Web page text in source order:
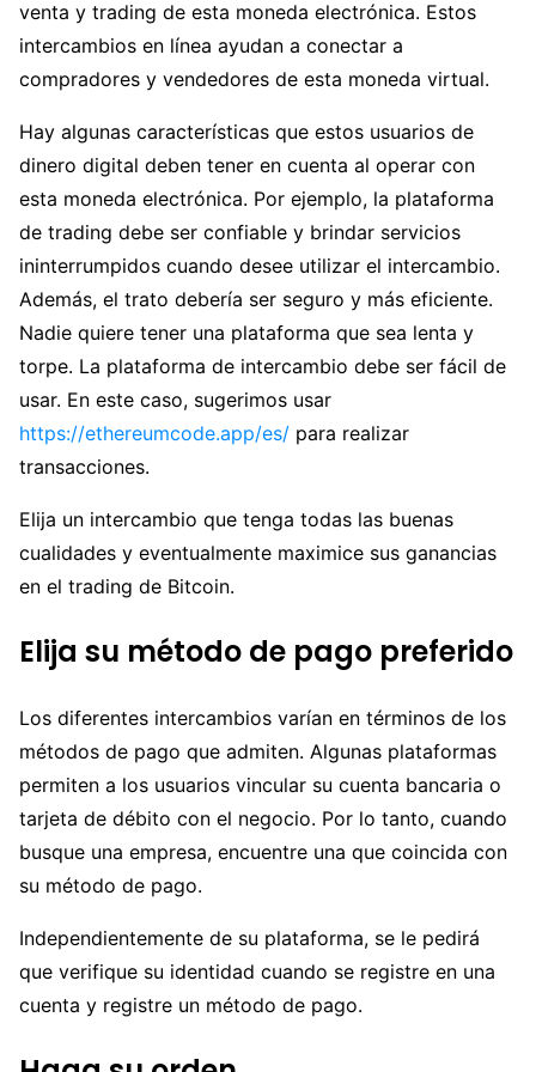
venta y trading de esta moneda electrónica. Estos
intercambios en línea ayudan a conectar a
compradores y vendedores de esta moneda virtual.
Hay algunas características que estos usuarios de
dinero digital deben tener en cuenta al operar con
esta moneda electrónica. Por ejemplo, la plataforma
de trading debe ser confiable y brindar servicios
ininterrumpidos cuando desee utilizar el intercambio.
Además, el trato debería ser seguro y más eficiente.
Nadie quiere tener una plataforma que sea lenta y
torpe. La plataforma de intercambio debe ser fácil de
usar. En este caso, sugerimos usar
https://ethereumcode.app/es/ para realizar
transacciones.
Elija un intercambio que tenga todas las buenas
cualidades y eventualmente maximice sus ganancias
en el trading de Bitcoin.
Elija su método de pago preferido
Los diferentes intercambios varían en términos de los
métodos de pago que admiten. Algunas plataformas
permiten a los usuarios vincular su cuenta bancaria o
tarjeta de débito con el negocio. Por lo tanto, cuando
busque una empresa, encuentre una que coincida con
su método de pago.
Independientemente de su plataforma, se le pedirá
que verifique su identidad cuando se registre en una
cuenta y registre un método de pago.